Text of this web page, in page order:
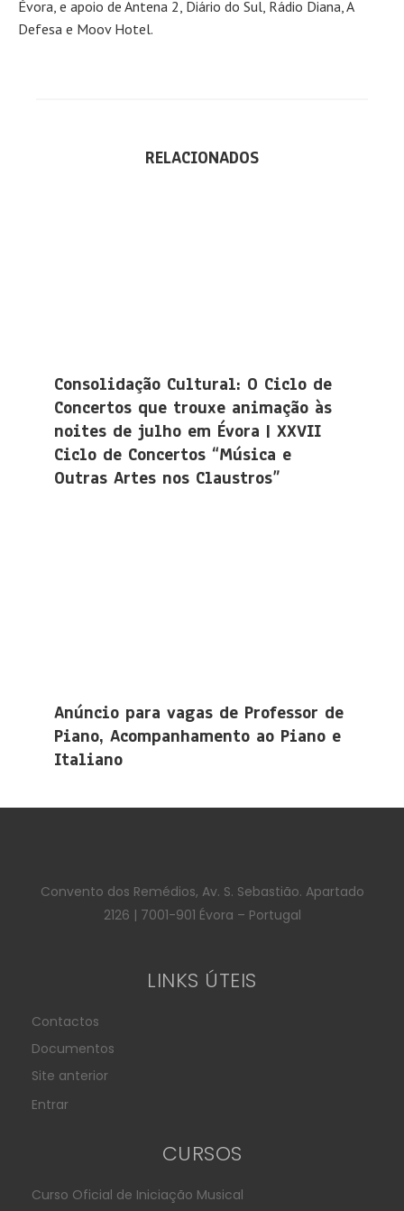
Évora, e apoio de Antena 2, Diário do Sul, Rádio Diana, A
Defesa e Moov Hotel.
RELACIONADOS
Consolidação Cultural: O Ciclo de
Concertos que trouxe animação às
noites de julho em Évora | XXVII
Ciclo de Concertos “Música e
Outras Artes nos Claustros”
Anúncio para vagas de Professor de
Piano, Acompanhamento ao Piano e
Italiano
Convento dos Remédios, Av. S. Sebastião. Apartado
2126 | 7001-901 Évora – Portugal
LINKS ÚTEIS
Contactos
Documentos
Site anterior
Entrar
CURSOS
Curso Oficial de Iniciação Musical